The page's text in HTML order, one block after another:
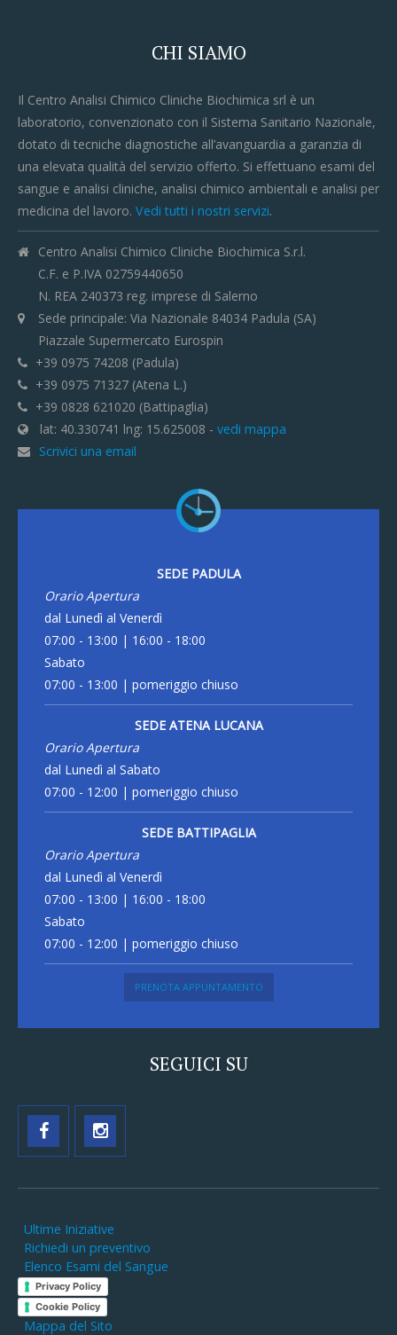
CHI SIAMO
Il Centro Analisi Chimico Cliniche Biochimica srl è un
laboratorio, convenzionato con il Sistema Sanitario Nazionale,
dotato di tecniche diagnostiche all’avanguardia a garanzia di
una elevata qualità del servizio offerto. Si effettuano esami del
sangue e analisi cliniche, analisi chimico ambientali e analisi per
medicina del lavoro. Vedi tutti i nostri servizi.
Centro Analisi Chimico Cliniche Biochimica S.r.l.
C.F. e P.IVA 02759440650
N. REA 240373 reg. imprese di Salerno
Sede principale: Via Nazionale 84034 Padula (SA)
Piazzale Supermercato Eurospin
+39 0975 74208 (Padula)
+39 0975 71327 (Atena L.)
+39 0828 621020 (Battipaglia)
lat: 40.330741 lng: 15.625008 - vedi mappa
Scrivici una email
SEDE PADULA
Orario Apertura
dal Lunedì al Venerdì
07:00 - 13:00 | 16:00 - 18:00
Sabato
07:00 - 13:00 | pomeriggio chiuso
SEDE ATENA LUCANA
Orario Apertura
dal Lunedì al Sabato
07:00 - 12:00 | pomeriggio chiuso
SEDE BATTIPAGLIA
Orario Apertura
dal Lunedì al Venerdì
07:00 - 13:00 | 16:00 - 18:00
Sabato
07:00 - 12:00 | pomeriggio chiuso
PRENOTA APPUNTAMENTO
SEGUICI SU
Ultime Iniziative
Richiedi un preventivo
Elenco Esami del Sangue
Privacy Policy
Cookie Policy
Mappa del Sito